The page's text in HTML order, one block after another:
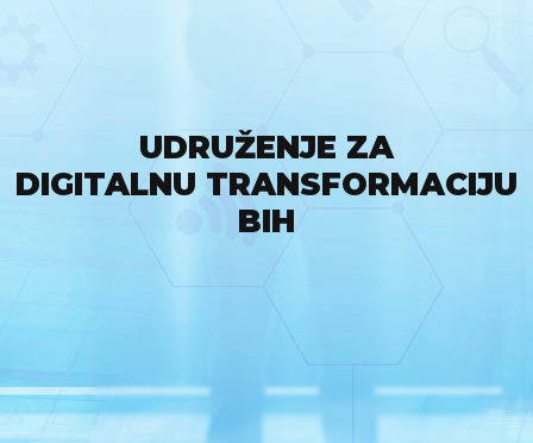
UDRUŽENJE ZA
DIGITALNU TRANSFORMACIJU
BIH